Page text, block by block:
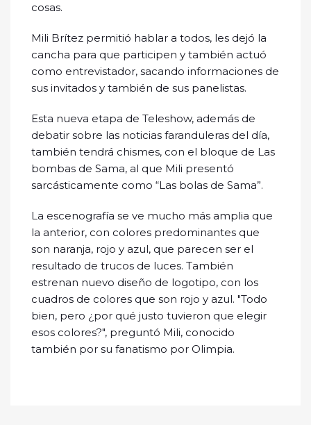
cosas.
Mili Brítez permitió hablar a todos, les dejó la
cancha para que participen y también actuó
como entrevistador, sacando informaciones de
sus invitados y también de sus panelistas.
Esta nueva etapa de Teleshow, además de
debatir sobre las noticias faranduleras del día,
también tendrá chismes, con el bloque de Las
bombas de Sama, al que Mili presentó
sarcásticamente como “Las bolas de Sama”.
La escenografía se ve mucho más amplia que
la anterior, con colores predominantes que
son naranja, rojo y azul, que parecen ser el
resultado de trucos de luces. También
estrenan nuevo diseño de logotipo, con los
cuadros de colores que son rojo y azul. "Todo
bien, pero ¿por qué justo tuvieron que elegir
esos colores?", preguntó Mili, conocido
también por su fanatismo por Olimpia.